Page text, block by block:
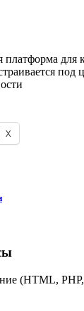
для
под
X